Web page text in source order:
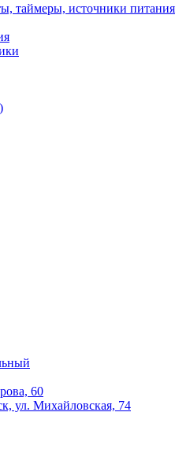
таймеры, источники питания
60
ул. Михайловская, 74